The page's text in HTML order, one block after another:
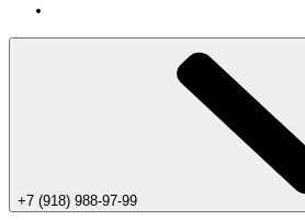
+7 (918) 988-97-99